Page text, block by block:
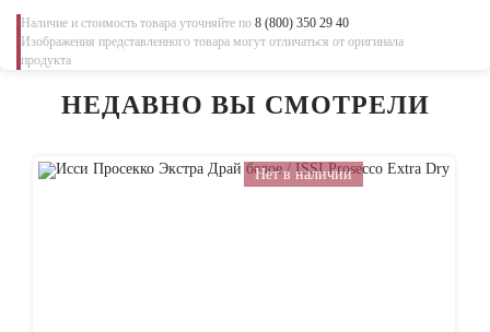
Наличие и стоимость товара уточняйте по 8 (800) 350 29 40
Изображения представленного товара могут отличаться от оригинала
продукта
НЕДАВНО ВЫ СМОТРЕЛИ
Нет в наличии